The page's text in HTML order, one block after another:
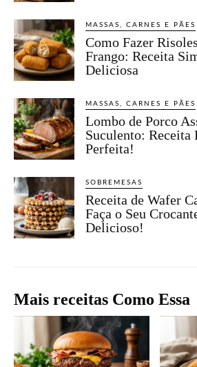
MASSAS, CARNES E PÃES
Como Fazer
Frango: Receita
Deliciosa
MASSAS, CARNES E PÃES
Lombo de Porco
Suculento: Receita
Perfeita!
SOBREMESAS
Receita de Wafer
Faça o Seu
Delicioso!
Mais receitas Como Essa